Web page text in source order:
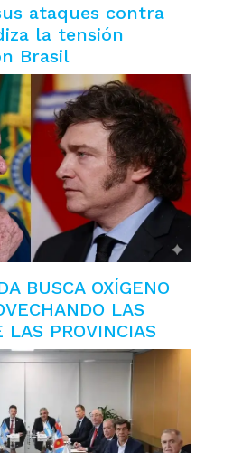
ataques contra
la tensión
Brasil
BUSCA OXÍGENO
LAS
LAS PROVINCIAS